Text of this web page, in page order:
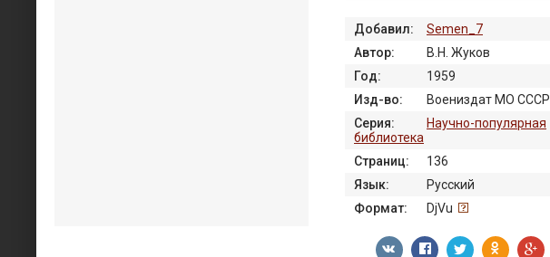
Добавил:
Semen_7
Автор:
В.Н. Жуков
Год:
1959
Изд-во:
Воениздат МО СССР
Серия:
Научно-популярная
библиотека
Страниц:
136
Язык:
Русский
Формат:
DjVu